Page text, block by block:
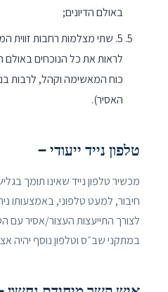
באולם הדיונים;
5. שתי מצלמות רחבות זווית
לראות את כל הנוכחים
כוח המאשימה וקהל, לרבות
האסיר).
טלפון נייד ייעודי –
מכשיר טלפון נייד שאינו תומך
חיבור, למעט טלפוני, באמצעותו
לצורך התייעצות העצור/אסיר עם
במתקני שב״ס וטלפון נוסף יהיה